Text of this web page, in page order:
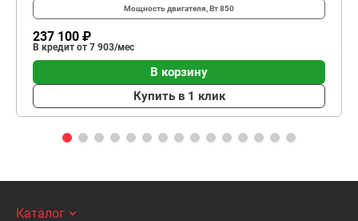
Мощность двигателя, Вт850
237 100 ₽
В кредит от 7 903/мес
В корзину
Купить в 1 клик
Каталог